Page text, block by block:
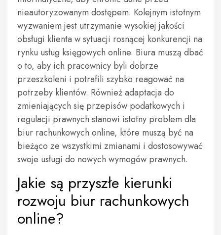
nieautoryzowanym dostępem. Kolejnym istotnym
wyzwaniem jest utrzymanie wysokiej jakości
obsługi klienta w sytuacji rosnącej konkurencji na
rynku usług księgowych online. Biura muszą dbać
o to, aby ich pracownicy byli dobrze
przeszkoleni i potrafili szybko reagować na
potrzeby klientów. Również adaptacja do
zmieniających się przepisów podatkowych i
regulacji prawnych stanowi istotny problem dla
biur rachunkowych online, które muszą być na
bieżąco ze wszystkimi zmianami i dostosowywać
swoje usługi do nowych wymogów prawnych.
Jakie są przyszłe kierunki
rozwoju biur rachunkowych
online?